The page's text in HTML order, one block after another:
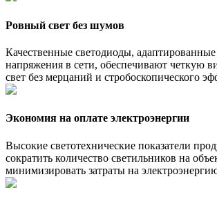
Ровный свет без шумов
Качественные светодиоды,
напряжения в сети, обеспечивают четкую
свет без мерцаний и стробоскопического
Экономия на оплате электроэнергии
Высокие светотехнические показатели
сократить количество светильников на
минимизировать затраты на